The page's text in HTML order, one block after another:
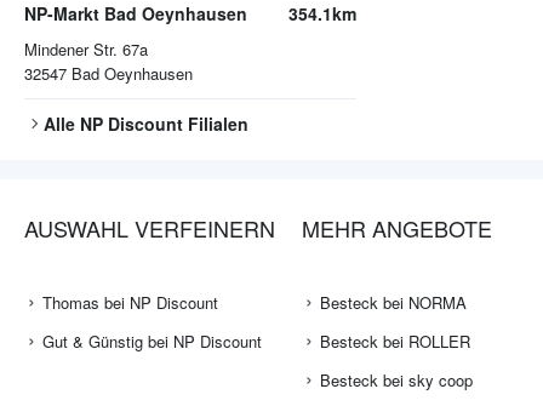
NP-Markt Bad Oeynhausen
Mindener Str. 67a
32547 Bad Oeynhausen
354.1km
Alle NP Discount Filialen
AUSWAHL VERFEINERN
Thomas bei NP Discount
Gut & Günstig bei NP Discount
MEHR ANGEBOTE
Besteck bei NORMA
Besteck bei ROLLER
Besteck bei sky coop